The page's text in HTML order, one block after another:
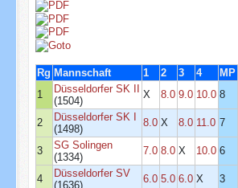
Rg Mannschaft 1 2 3 4 MP
1
Düsseldorfer SK II
(1504)
X 8.0 9.0 10.0 8
2
Düsseldorfer SK I
(1498)
8.0 X 8.0 11.0 7
3
SG Solingen
(1334)
7.0 8.0 X 10.0 6
4
Düsseldorfer SV
(1636)
6.0 5.0 6.0 X 3